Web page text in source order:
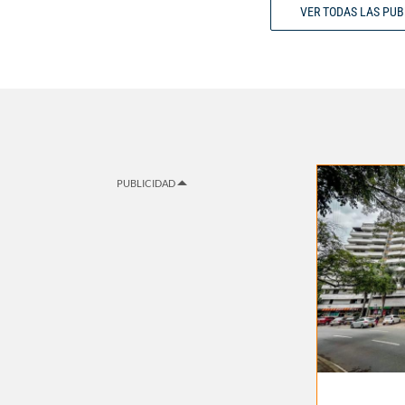
VER TODAS LAS
PUBLICIDAD